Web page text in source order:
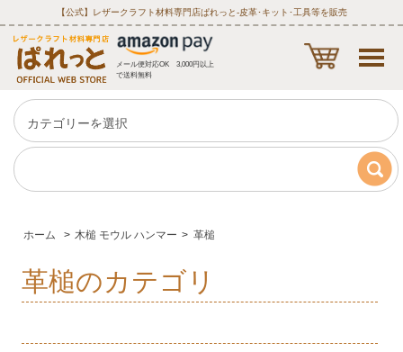
【公式】レザークラフト材料専門店ぱれっと‐皮革･キット･工具等を販売
メール便対応OK 3,000円以上
で送料無料
ホーム > 木槌 モウル ハンマー > 革槌
革槌のカテゴリ